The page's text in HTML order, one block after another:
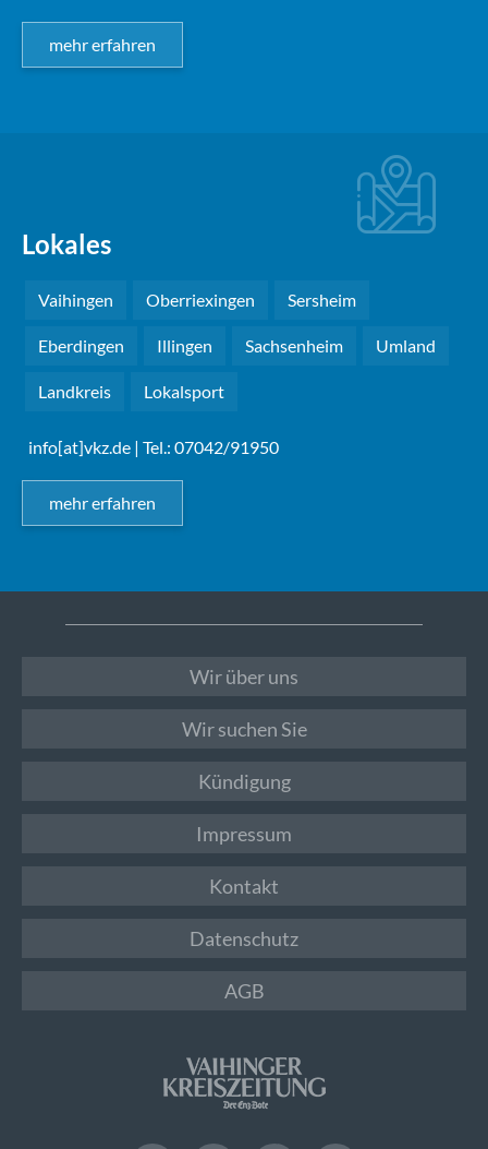
mehr erfahren
Lokales
Vaihingen Oberriexingen Sersheim
Eberdingen Illingen Sachsenheim Umland
Landkreis Lokalsport
info[at]vkz.de | Tel.: 07042/91950
mehr erfahren
Wir über uns
Wir suchen Sie
Kündigung
Impressum
Kontakt
Datenschutz
AGB